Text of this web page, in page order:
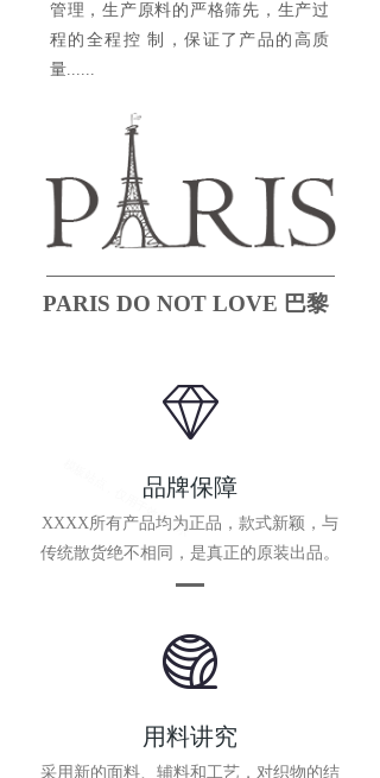
管理，生产原料的严格筛先，生产过
程的全程控 制，保证了产品的高质
量......
PARIS DO NOT LOVE 巴黎
品牌保障
XXXX所有产品均为正品，款式新颖，与
传统散货绝不相同，是真正的原装出品。
用料讲究
采用新的面料、辅料和工艺，对织物的结